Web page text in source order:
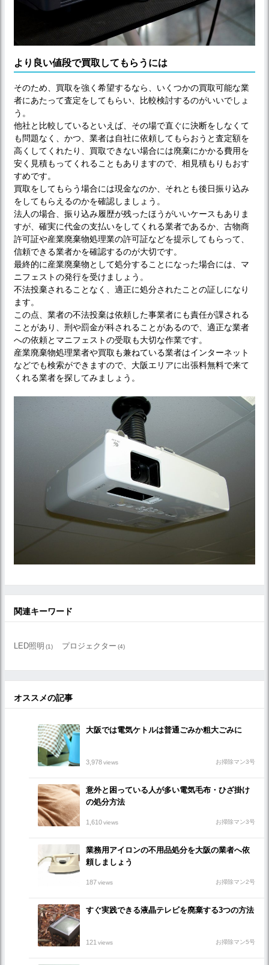
より良い値段で買取してもらうには
そのため、買取を強く希望するなら、いくつかの買取可能な業
者にあたって査定をしてもらい、比較検討するのがいいでしょ
う。
他社と比較しているといえば、その場で直ぐに決断をしなくて
も問題なく、かつ、業者は自社に依頼してもらおうと査定額を
高くしてくれたり、買取できない場合には廃棄にかかる費用を
安く見積もってくれることもありますので、相見積もりもおす
すめです。
買取をしてもらう場合には現金なのか、それとも後日振り込み
をしてもらえるのかを確認しましょう。
法人の場合、振り込み履歴が残ったほうがいいケースもありま
すが、確実に代金の支払いをしてくれる業者であるか、古物商
許可証や産業廃棄物処理業の許可証などを提示してもらって、
信頼できる業者かを確認するのが大切です。
最終的に産業廃棄物として処分することになった場合には、マ
ニフェストの発行を受けましょう。
不法投棄されることなく、適正に処分されたことの証しになり
ます。
この点、業者の不法投棄は依頼した事業者にも責任が課される
ことがあり、刑や罰金が科されることがあるので、適正な業者
への依頼とマニフェストの受取も大切な作業です。
産業廃棄物処理業者や買取も兼ねている業者はインターネット
などでも検索ができますので、大阪エリアに出張料無料で来て
くれる業者を探してみましょう。
関連キーワード
LED照明 (1) プロジェクター (4)
オススメの記事
大阪では電気ケトルは普通ごみか粗大ごみに
3,978views お掃除マン3号
意外と困っている人が多い電気毛布・ひざ掛け
の処分方法
1,610views お掃除マン3号
業務用アイロンの不用品処分を大阪の業者へ依
頼しましょう
187views お掃除マン2号
すぐ実践できる液晶テレビを廃棄する3つの方法
121 views お掃除マン5号